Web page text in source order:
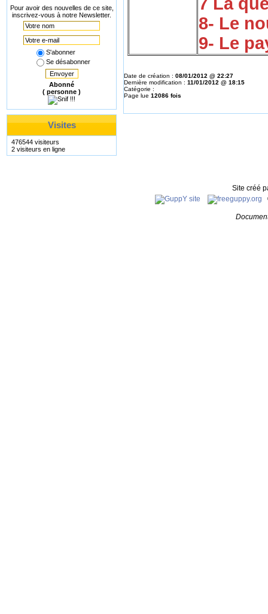
Pour avoir des nouvelles de ce site,
inscrivez-vous à notre Newsletter.
S'abonner
Se désabonner
Envoyer
Abonné
( personne )
Visites
476544 visiteurs
2 visiteurs en ligne
8- Le
9- Le
Date de création : 08/01/2012 @ 22:27
Dernière modification : 11/01/2012 @ 18:15
Catégorie :
Page lue 12086 fois
Site créé